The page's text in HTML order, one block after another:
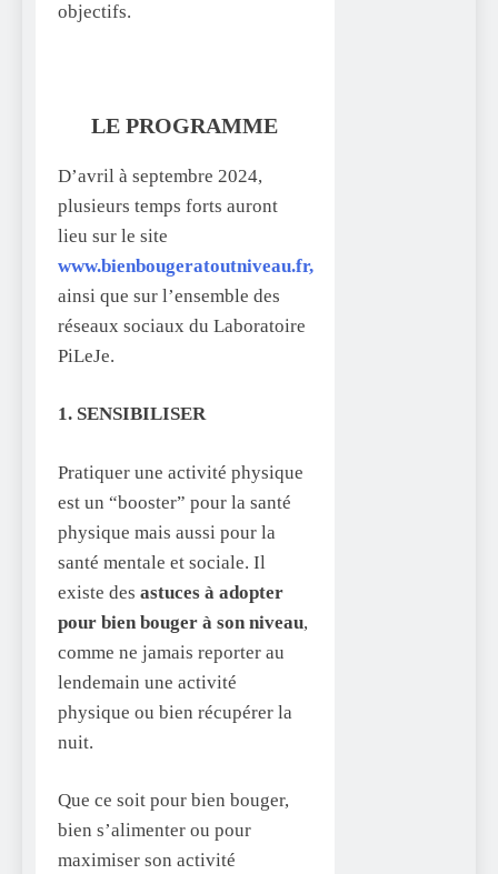
objectifs.
LE PROGRAMME
D’avril à septembre 2024,
plusieurs temps forts auront
lieu sur le site
www.bienbougeratoutniveau.fr,
ainsi que sur l’ensemble des
réseaux sociaux du Laboratoire
PiLeJe.
1. SENSIBILISER
Pratiquer une activité physique
est un “booster” pour la santé
physique mais aussi pour la
santé mentale et sociale. Il
existe des astuces à adopter
pour bien bouger à son niveau,
comme ne jamais reporter au
lendemain une activité
physique ou bien récupérer la
nuit.
Que ce soit pour bien bouger,
bien s’alimenter ou pour
maximiser son activité